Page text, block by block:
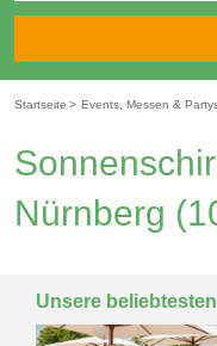
Startseite > Events, Messen &
Nürnberg
Unsere